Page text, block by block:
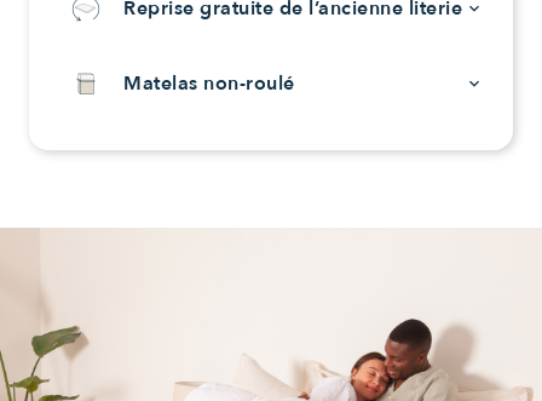
Reprise gratuite de l’ancienne literie keyboard_arrow_down
Matelas non-roulé keyboard_arrow_down